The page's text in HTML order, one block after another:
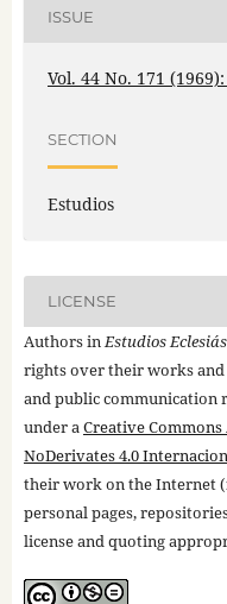
ISSUE
Vol. 44 No. 171
SECTION
Estudios
LICENSE
Authors inEstudios
rights over their works
and public communication
under aCreative
NoDerivates 4.0
their work on the Internet
personal pages,
license and quoting